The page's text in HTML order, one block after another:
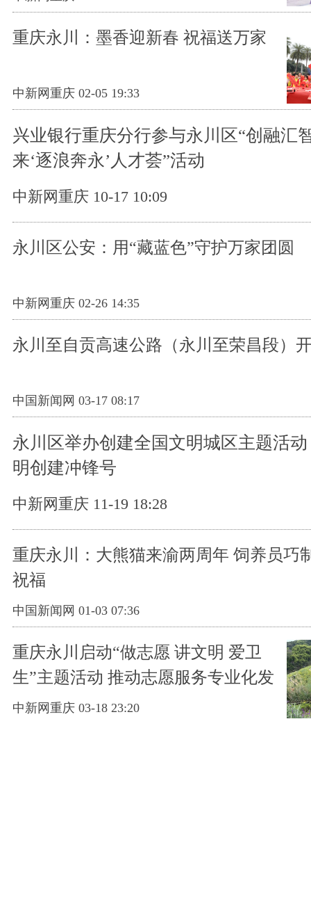
重庆永川：墨香迎新春 祝福送万家
中新网重庆 02-05 19:33
兴业银行重庆分行参与永川区“创融汇
来‘逐浪奔永’人才荟”活动
中新网重庆 10-17 10:09
永川区公安：用“藏蓝色”守护万家团圆
中新网重庆 02-26 14:35
永川至自贡高速公路（永川至荣昌段）
中国新闻网 03-17 08:17
永川区举办创建全国文明城区主题活
明创建冲锋号
中新网重庆 11-19 18:28
重庆永川：大熊猫来渝两周年 饲养员巧
祝福
中国新闻网 01-03 07:36
重庆永川启动“做志愿 讲文明 爱卫
生”主题活动 推动志愿服务专业化发
展
中新网重庆 03-18 23:20